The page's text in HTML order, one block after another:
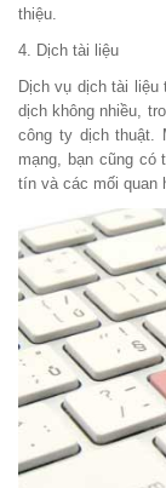
thiệu.
4. Dịch tài liệu
Dịch vụ dịch tài liệu
dịch không nhiều,
công ty dịch thuật.
mạng, bạn cũng có
tín và các mối quan